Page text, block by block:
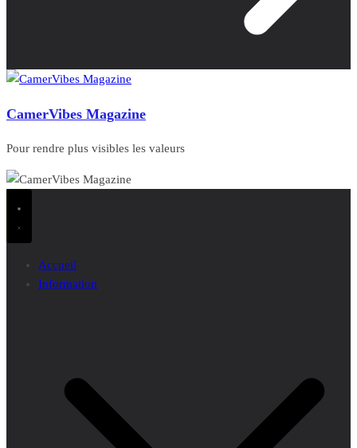
CamerVibes Magazine
Pour rendre plus visibles les valeurs
Accueil
Information